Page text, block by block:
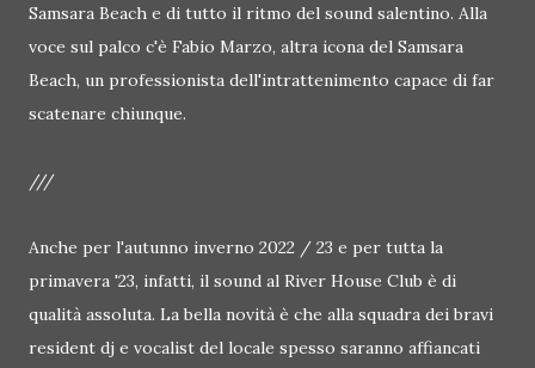
Samsara Beach e di tutto il ritmo del sound salentino. Alla
voce sul palco c'è Fabio Marzo, altra icona del Samsara
Beach, un professionista dell'intrattenimento capace di far
scatenare chiunque.
///
Anche per l'autunno inverno 2022 / 23 e per tutta la
primavera '23, infatti, il sound al River House Club è di
qualità assoluta. La bella novità è che alla squadra dei bravi
resident dj e vocalist del locale spesso saranno affiancati